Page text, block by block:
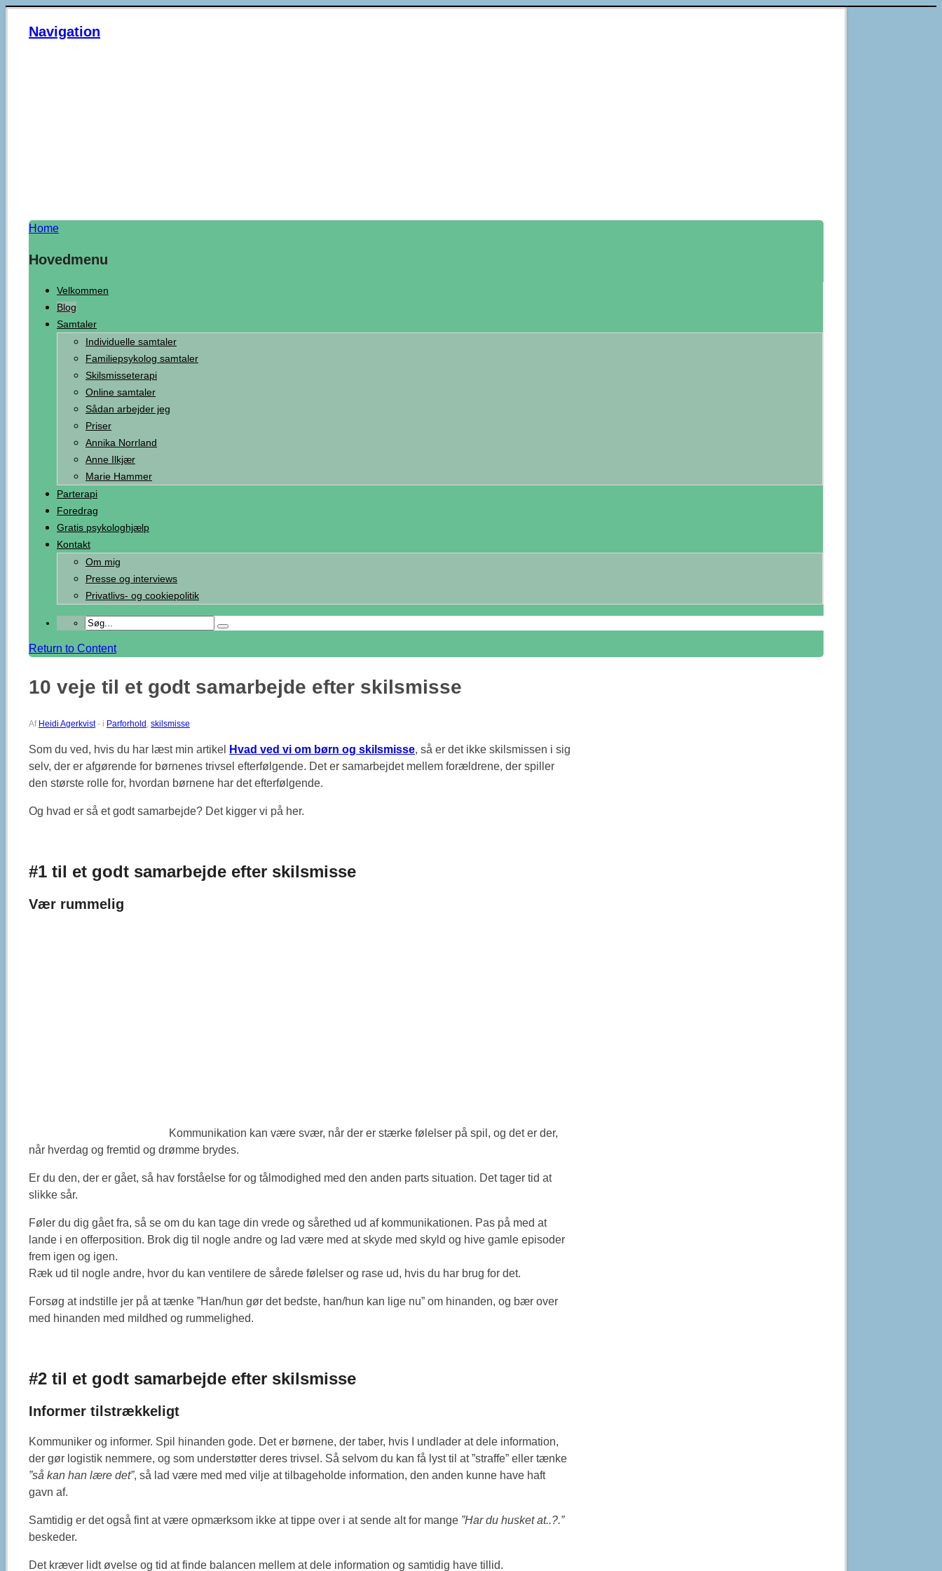
Navigation
Home
Hovedmenu
Velkommen
Blog
Samtaler
Individuelle samtaler
Familiepsykolog samtaler
Skilsmisseterapi
Online samtaler
Sådan arbejder jeg
Priser
Annika Norrland
Anne Ilkjær
Marie Hammer
Parterapi
Foredrag
Gratis psykologhjælp
Kontakt
Om mig
Presse og interviews
Privatlivs- og cookiepolitik
Return to Content
10 veje til et godt samarbejde efter skilsmisse
Af Heidi Agerkvist - i Parforhold , skilsmisse
Som du ved, hvis du har læst min artikel Hvad ved vi om børn og skilsmisse, så er det ikke skilsmissen i sig
selv, der er afgørende for børnenes trivsel efterfølgende. Det er samarbejdet mellem forældrene, der spiller
den største rolle for, hvordan børnene har det efterfølgende.
Og hvad er så et godt samarbejde? Det kigger vi på her.
#1 til et godt samarbejde efter skilsmisse
Vær rummelig
Kommunikation kan være svær, når der er stærke følelser på spil, og det er der,
når hverdag og fremtid og drømme brydes.
Er du den, der er gået, så hav forståelse for og tålmodighed med den anden parts situation. Det tager tid at
slikke sår.
Føler du dig gået fra, så se om du kan tage din vrede og sårethed ud af kommunikationen. Pas på med at
lande i en offerposition. Brok dig til nogle andre og lad være med at skyde med skyld og hive gamle episoder
frem igen og igen.
Ræk ud til nogle andre, hvor du kan ventilere de sårede følelser og rase ud, hvis du har brug for det.
Forsøg at indstille jer på at tænke ”Han/hun gør det bedste, han/hun kan lige nu” om hinanden, og bær over
med hinanden med mildhed og rummelighed.
#2 til et godt samarbejde efter skilsmisse
Informer tilstrækkeligt
Kommuniker og informer. Spil hinanden gode. Det er børnene, der taber, hvis I undlader at dele information,
der gør logistik nemmere, og som understøtter deres trivsel. Så selvom du kan få lyst til at ”straffe” eller tænke
”så kan han lære det”, så lad være med med vilje at tilbageholde information, den anden kunne have haft
gavn af.
Samtidig er det også fint at være opmærksom ikke at tippe over i at sende alt for mange ”Har du husket at..?.”
beskeder.
Det kræver lidt øvelse og tid at finde balancen mellem at dele information og samtidig have tillid.